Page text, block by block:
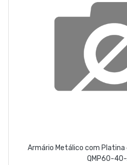
Armário Metálico com
QMP60-